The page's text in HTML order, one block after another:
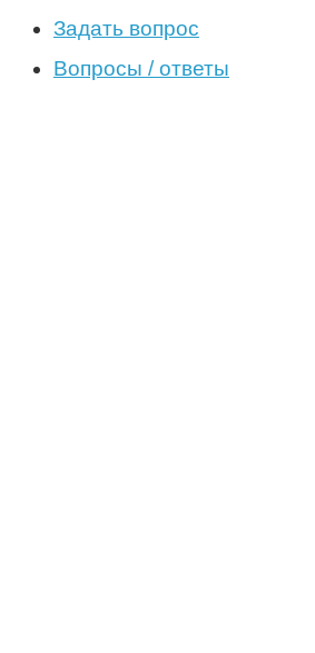
Задать вопрос
Вопросы / ответы